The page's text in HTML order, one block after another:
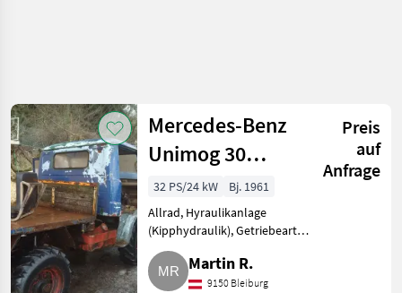
Mercedes-Benz
Unimog 30
Pullman
Preis
auf
Anfrage
32 PS/24 kW
Bj. 1961
Allrad, Hyraulikanlage
(Kipphydraulik), Getriebeart
KFZ/LKW: Schaltgetriebe,
Treibstoff: Diesel Unimog
Pullman 30. Typenschild
Martin R.
9150 Bleiburg